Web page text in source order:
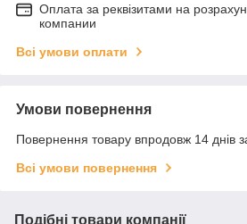
Оплата за реквізитами на
компании
Всі умови оплати
Умови повернення
Повернення товару впродовж 14 днів
Всі умови повернення
Подібні товари компанії